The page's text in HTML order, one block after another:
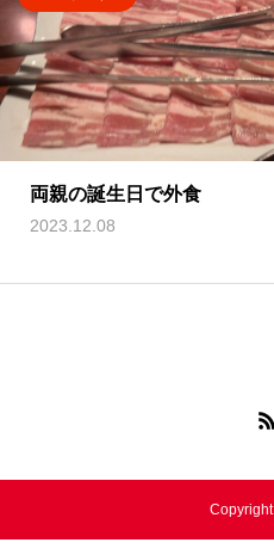
両親の誕生日で外食
2023.12.08